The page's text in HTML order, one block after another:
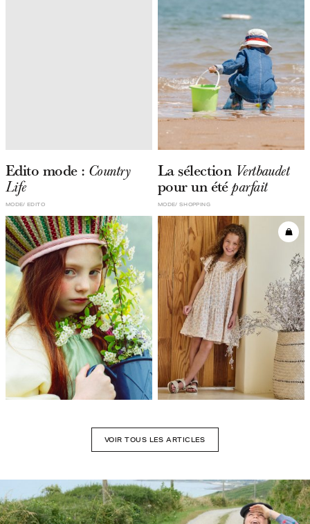
Edito mode : Country
Life
EDITO
MODE
La sélection Vertbaudet
pour un étéparfait
MODE SHOPPING
VOIR TOUS LES ARTICLES